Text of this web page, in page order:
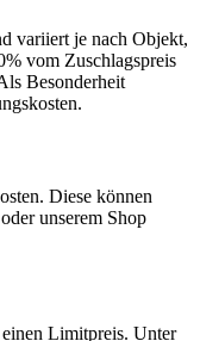
variiert je nach Objekt,
vom Zuschlagspreis
Besonderheit
Diese können
unserem Shop
Limitpreis. Unter